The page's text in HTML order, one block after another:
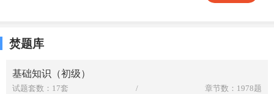
焚题库
基础知识（初级）
试题套数：17套 / 章节数：1978题